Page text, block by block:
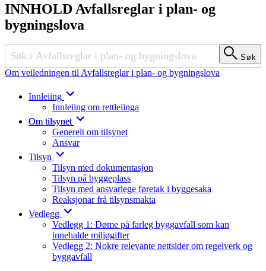
INNHOLD Avfallsreglar i plan- og
bygningslova
Søk
Om veiledningen til Avfallsreglar i plan- og bygningslova
Innleiing
Innleiing om rettleiinga
Om tilsynet
Generelt om tilsynet
Ansvar
Tilsyn
Tilsyn med dokumentasjon
Tilsyn på byggeplass
Tilsyn med ansvarlege føretak i byggesaka
Reaksjonar frå tilsynsmakta
Vedlegg
Vedlegg 1: Døme på farleg byggavfall som kan
innehalde miljøgifter
Vedlegg 2: Nokre relevante nettsider om regelverk og
byggavfall